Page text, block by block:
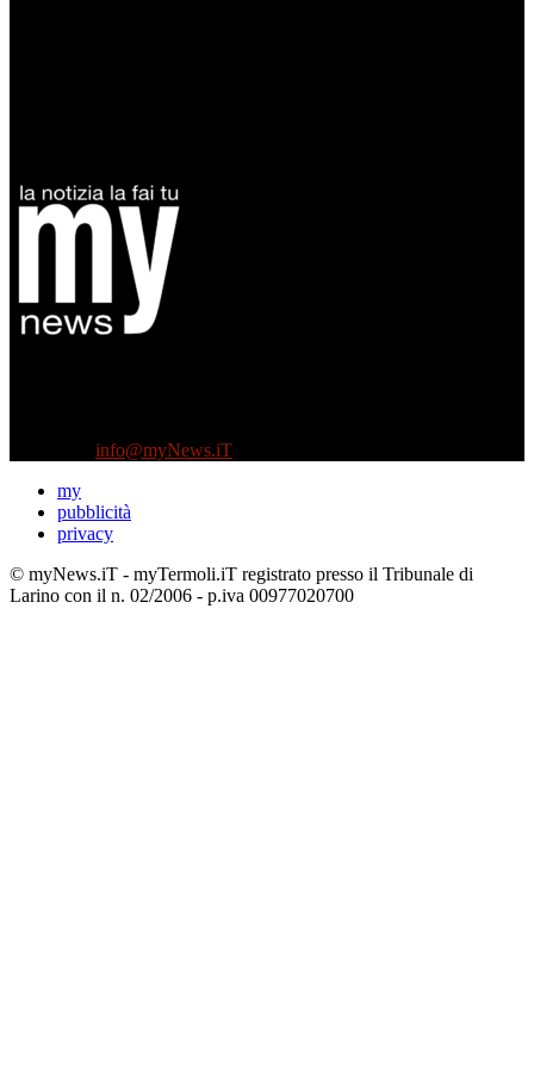
info@myNews.iT
my
pubblicità
privacy
© myNews.iT - myTermoli.iT registrato presso il Tribunale di
Larino con il n. 02/2006 - p.iva 00977020700